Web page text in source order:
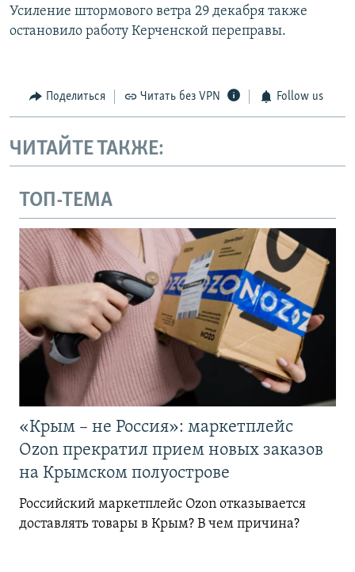
Усиление штормового ветра 29 декабря также
остановило работу Керченской переправы.
Поделиться Читать без VPN Follow us
ЧИТАЙТЕ ТАКЖЕ:
ТОП-ТЕМА
«Крым – не Россия»: маркетплейс
Ozon прекратил прием новых заказов
на Крымском полуострове
Российский маркетплейс Ozon отказывается
доставлять товары в Крым? В чем причина?